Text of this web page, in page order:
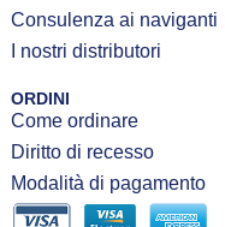
Consulenza ai naviganti
I nostri distributori
ORDINI
Come ordinare
Diritto di recesso
Modalità di pagamento